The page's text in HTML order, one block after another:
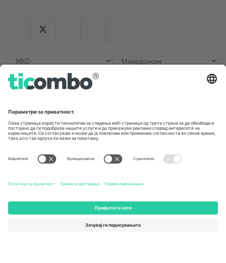
Unter den Linden 24, 10117
Berlin, Germany
167 City Road, London, Greater
Kingdom
Newark, Delaware 19713, United
States
Engelberg, Switzerland